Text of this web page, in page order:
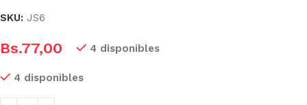
SKU: JS6
Bs.77,00 4 disponibles
4 disponibles